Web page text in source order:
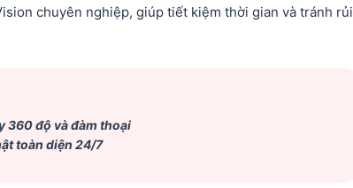
chuyên nghiệp, giúp tiết kiệm thời gian và tránh rủi
360 độ và đàm thoại
toàn diện 24/7